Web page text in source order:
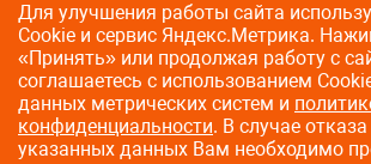
Адрес электронной
почты редакции:
info@citytraffic.ru
©2009—2026 CityTraffic — все права
Для улучшения работы сайта
Сookie и сервис Яндекс.Метрика.
«Принять» или продолжая работу с
соглашаетесь с использованием
данных метрических систем и
конфиденциальности. В случае
указанных данных Вам необходимо